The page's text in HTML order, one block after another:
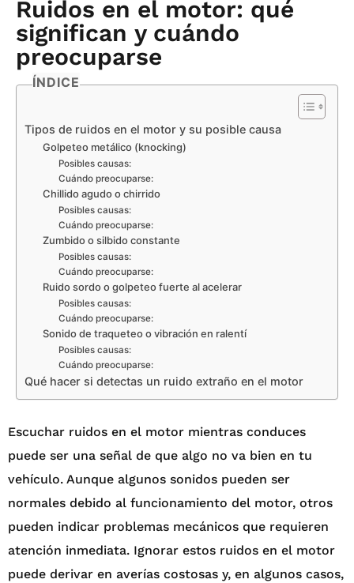
Ruidos en el motor: qué
significan y cuándo
preocuparse
ÍNDICE
Tipos de ruidos en el motor y su posible causa
Golpeteo metálico (knocking)
Posibles causas:
Cuándo preocuparse:
Chillido agudo o chirrido
Posibles causas:
Cuándo preocuparse:
Zumbido o silbido constante
Posibles causas:
Cuándo preocuparse:
Ruido sordo o golpeteo fuerte al acelerar
Posibles causas:
Cuándo preocuparse:
Sonido de traqueteo o vibración en ralentí
Posibles causas:
Cuándo preocuparse:
Qué hacer si detectas un ruido extraño en el motor
Escuchar ruidos en el motor mientras conduces
puede ser una señal de que algo no va bien en tu
vehículo. Aunque algunos sonidos pueden ser
normales debido al funcionamiento del motor, otros
pueden indicar problemas mecánicos que requieren
atención inmediata. Ignorar estos ruidos en el motor
puede derivar en averías costosas y, en algunos casos,